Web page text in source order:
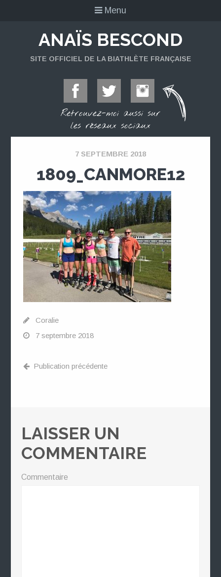
Menu
ANAÏS BESCOND
SITE OFFICIEL DE LA BIATHLÈTE FRANÇAISE
Retrouvez-moi aussi sur
les réseaux sociaux
7 SEPTEMBRE 2018
1809_CANMORE12
Coralie
7 septembre 2018
Publication précédente
LAISSER UN
COMMENTAIRE
Commentaire